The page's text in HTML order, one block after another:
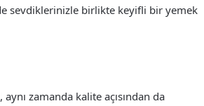
sevdiklerinizle birlikte keyifli bir yemek
zamanda kalite açısından da